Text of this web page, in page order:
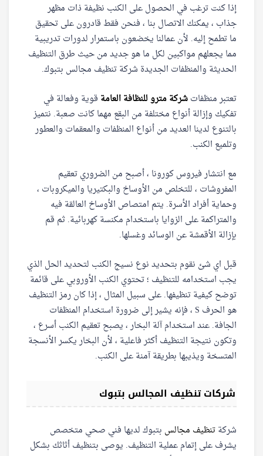
إذا كنت ترغب في الحصول على الكنب نظيفة ذات مظهر
جذاب ، يمكنك الاتصال بنا ، فنحن فقط قادرون على تحقيق
ما تطمح إليه. لأن عمالنا يخضعون باستمرار لدورات تدريبية
مما يجعلهم مواكبين لكل ما هو جديد من حيث طرق التنظيف
الحديثة والمنظفات الجديدة شركة تنظيف مجالس بتبوك.
تعتبر منظفاتشركة مترو للنظافة العامة قوية وفعالة في
تفكيك وإزالة أنواع مختلفة من البقع مهما كانت صعبة. نتميز
بالتنوع لدينا العديد من أنواع المنظفات والمعقمات والعطور
وتلميع الكنب.
مع انتشار فيروس كورونا ، أصبح من الضروري تعقيم
المفروشات ، للتخلص من الأوساخ والبكتيريا والميكروبات ،
وحماية أفراد الأسرة. يتم امتصاص الأوساخ العالقة فيه
والمتراكمة على الزوايا باستخدام مكنسة كهربائية. ثم قم
بإزالة الأقمشة عن الوسائد وغسلها.
قبل اي شئ نقوم بتحديد نوع نسيج الكنب لتحديد الحل الذي
يجب استخدامه للتنظيف ؛ تحتوي الكنب الأوروبي على قائمة
توضح كيفية تنظيفها. على سبيل المثال ، إذا كان رمز التنظيف
هو الحرف S ، فإنه يشير إلى ضرورة استخدام المنظفات
الجافة. عند استخدام آلة البخار ، يصبح تعقيم الكنب أسرع ،
وتكون نتيجة التنظيف أكثر فاعلية ، لأن البخار يكسر الأنسجة
المتسخة ويذيبها بطريقة آمنة على الكنب.
شركات تنظيف المجالس بتبوك
شركةتنظيف مجالس بتبوك لديها فني صحي متخصص
يشرف على إتمام عملية التنظيف. يوصى بتنظيف أثاثك بشكل